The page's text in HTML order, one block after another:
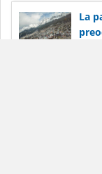
La